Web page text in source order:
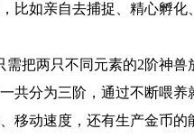
比如亲自去捕捉、精心孵
把两只不同元素的2阶神
共分为三阶，通过不断喂
移动速度，还有生产金币